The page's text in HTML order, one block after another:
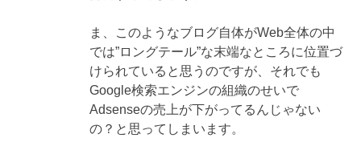
ま、このようなブログ自体がWeb全体の中
では”ロングテール”な末端なところに位置づ
けられていると思うのですが、それでも
Google検索エンジンの組織のせいで
Adsenseの売上が下がってるんじゃない
の？と思ってしまいます。